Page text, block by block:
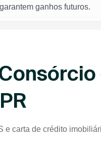
ganhos futuros.
carta de crédito